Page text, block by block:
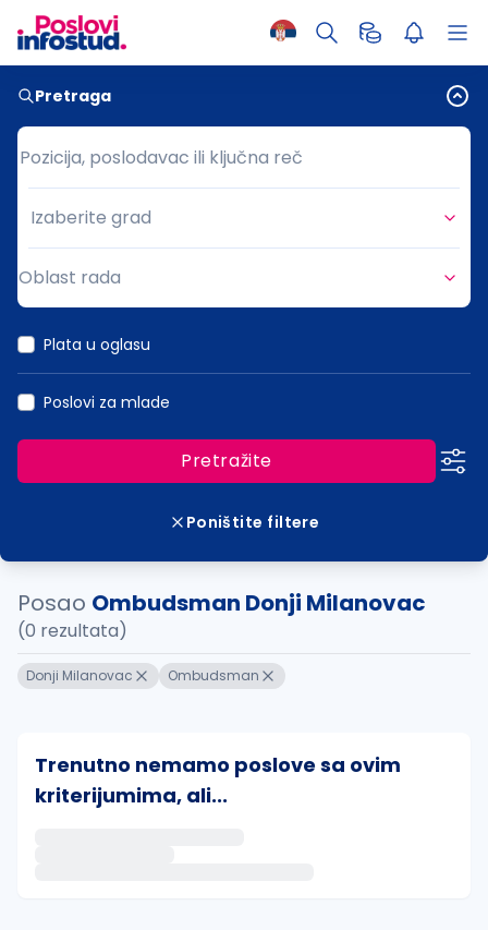
Pretraga
Pozicija, poslodavac ili ključna reč
Pozicija, poslodavac ili ključna reč
Grad
Izaberite grad
Oblast rada
Plata u oglasu
Poslovi za mlade
Pretražite
Poništite filtere
Posao Ombudsman Donji Milanovac
(0 rezultata)
Donji Milanovac Ombudsman
Trenutno nemamo poslove sa ovim
kriterijumima, ali...